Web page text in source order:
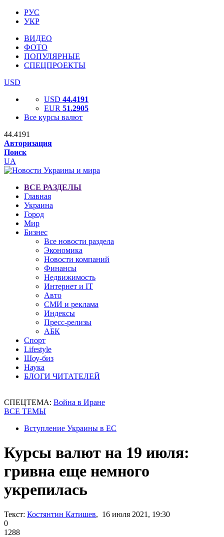
РУС
УКР
ВИДЕО
ФОТО
ПОПУЛЯРНЫЕ
СПЕЦПРОЕКТЫ
USD
USD 44.4191
EUR 51.2905
Все курсы валют
44.4191
Авторизация
Поиск
UA
ВСЕ РАЗДЕЛЫ
Главная
Украина
Город
Мир
Бизнес
Все новости раздела
Экономика
Новости компаний
Финансы
Недвижимость
Интернет и IT
Авто
СМИ и реклама
Индексы
Пресс-релизы
АБК
Спорт
Lifestyle
Шоу-биз
Наука
БЛОГИ ЧИТАТЕЛЕЙ
СПЕЦТЕМА: Война в Иране
ВСЕ ТЕМЫ
Вступление Украины в ЕС
Курсы валют на 19 июля:
гривна еще немного
укрепилась
Текст: Костянтин Катишев, 16 июля 2021, 19:30
0
1288